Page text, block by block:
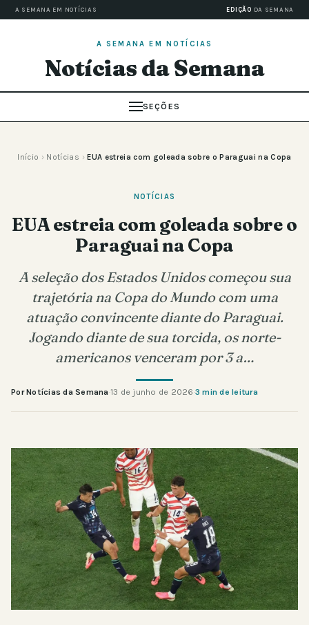
A SEMANA EM NOTÍCIAS EDIÇÃO DA SEMANA
A SEMANA EM NOTÍCIAS
Notícias da Semana
SEÇÕES
Início › Notícias › EUA estreia com goleada sobre o Paraguai na Copa
NOTÍCIAS
EUA estreia com goleada sobre o
Paraguai na Copa
A seleção dos Estados Unidos começou sua
trajetória na Copa do Mundo com uma
atuação convincente diante do Paraguai.
Jogando diante de sua torcida, os norte-
americanos venceram por 3 a…
Por Notícias da Semana·13 de junho de 2026·3 min de leitura